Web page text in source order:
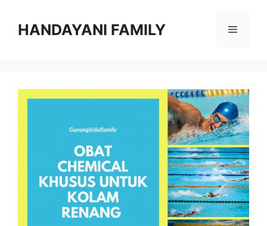
HANDAYANI FAMILY Menu